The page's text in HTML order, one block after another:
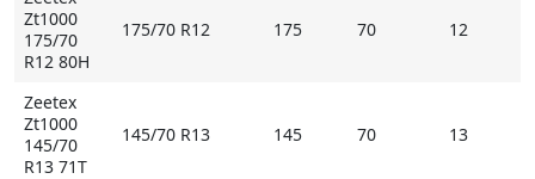
Основные особенности Зитекса
- специальные ламели в блоках плечевых зон
увеличивают срок службы;
- три жестких продольных ребра в центре повышают
Zt1000
175/70
R12 80H
175/70 R12 175 70 12
Zeetex
Zt1000
145/70
R13 71T
145/70 R13 145 70 13